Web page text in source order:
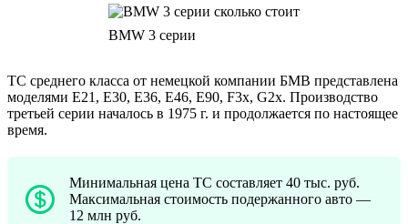
BMW 3 серии
ТС среднего класса от немецкой компании БМВ представлена
моделями E21, E30, E36, E46, E90, F3x, G2x. Производство
третьей серии началось в 1975 г. и продолжается по настоящее
время.
Минимальная цена ТС составляет 40 тыс. руб.
Максимальная стоимость подержанного авто —
12 млн руб.